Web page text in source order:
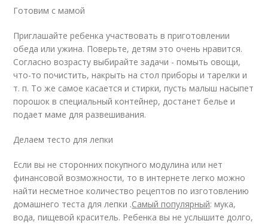
Готовим с мамой
Приглашайте ребенка участвовать в приготовлении
обеда или ужина. Поверьте, детям это очень нравится.
Согласно возрасту выбирайте задачи - помыть овощи,
что-то почистить, накрыть на стол приборы и тарелки и
т. п. То же самое касается и стирки, пусть малыш насыпет
порошок в специальный контейнер, достанет белье и
подает маме для развешивания.
Делаем тесто для лепки
Если вы не сторонних покупного модулина или нет
финансовой возможности, то в интернете легко можно
найти несметное количество рецептов по изготовлению
домашнего теста для лепки .Самый популярный: мука,
вода, пищевой краситель. Ребенка вы не услышите долго,